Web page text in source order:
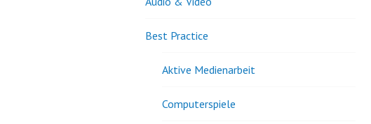
Best Practice
Aktive Medienarbeit
Computerspiele